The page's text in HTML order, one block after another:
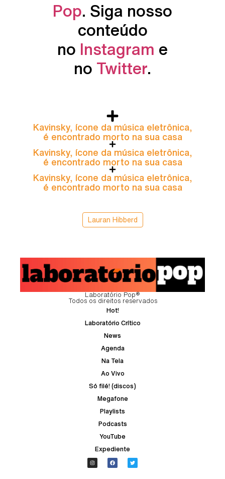
Pop. Siga nosso
conteúdo
no Instagram e
no Twitter.
Kavinsky, ícone da música eletrônica,
é encontrado morto na sua casa
Kavinsky, ícone da música eletrônica,
é encontrado morto na sua casa
Kavinsky, ícone da música eletrônica,
é encontrado morto na sua casa
Lauran Hibberd
Laboratório Pop®
Todos os direitos reservados
Hot!
Laboratório Crítico
News
Agenda
Na Tela
Ao Vivo
Só filé! (discos)
Megafone
Playlists
Podcasts
YouTube
Expediente